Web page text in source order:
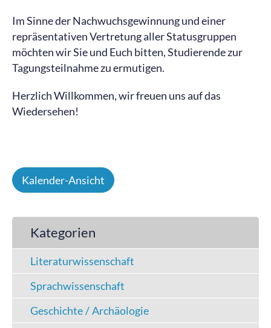
Im Sinne der Nachwuchsgewinnung und einer
repräsentativen Vertretung aller Statusgruppen
möchten wir Sie und Euch bitten, Studierende zur
Tagungsteilnahme zu ermutigen.
Herzlich Willkommen, wir freuen uns auf das
Wiedersehen!
Kalender-Ansicht
Kategorien
Literaturwissenschaft
Sprachwissenschaft
Geschichte / Archäologie